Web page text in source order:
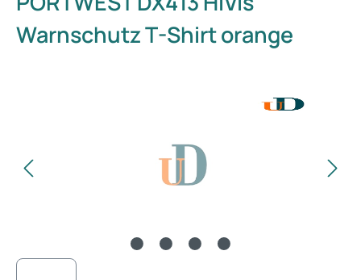
Warnschutz T-Shirt orange